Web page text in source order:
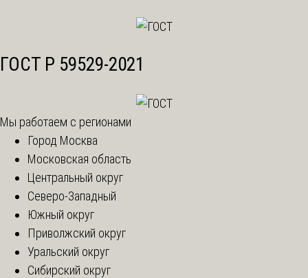
ГОСТ Р 59529-2021
Мы работаем с регионами
Город Москва
Московская область
Центральный округ
Северо-Западный
Южный округ
Приволжский округ
Уральский округ
Сибирский округ